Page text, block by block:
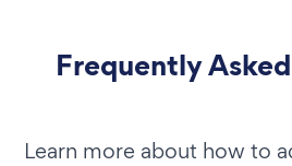
Frequently
Learn more about how to